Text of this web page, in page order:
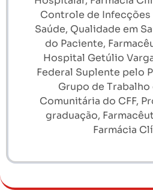
Controle de Infecções
Saúde, Qualidade em
do Paciente,
Hospital Getúlio
Federal Suplente pelo
Grupo de Trabalho
Comunitária do CFF,
graduação,
Farmácia